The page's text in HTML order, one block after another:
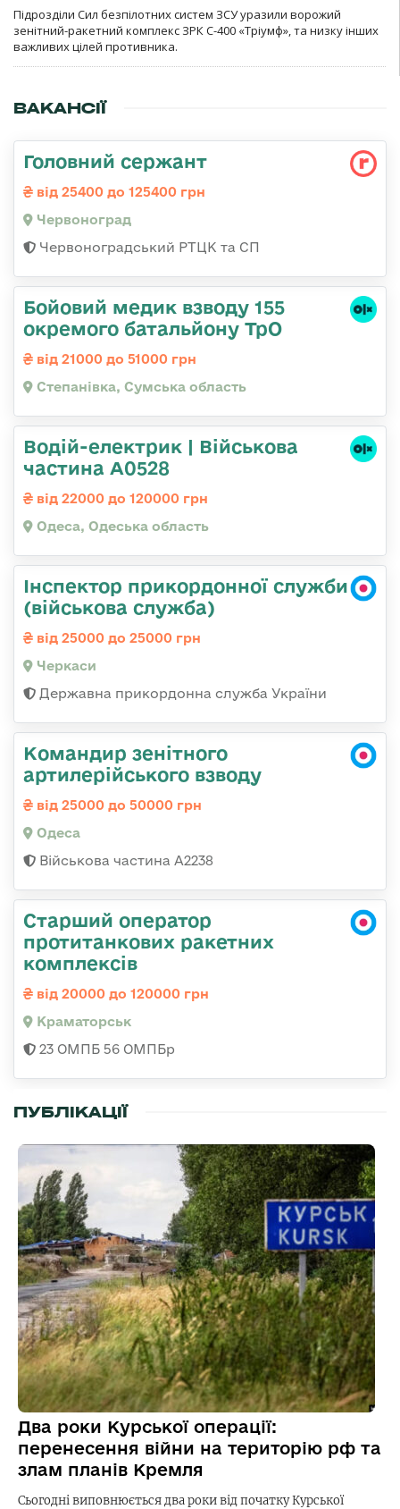
Підрозділи Сил безпілотних систем ЗСУ уразили ворожий
зенітний-ракетний комплекс ЗРК С-400 «Тріумф», та низку інших
важливих цілей противника.
ВАКАНСІЇ
Головний сержант
від 25400 до 125400 грн
Червоноград
Червоноградський РТЦК та СП
Бойовий медик взводу 155
окремого батальйону ТрО
від 21000 до 51000 грн
Степанівка, Сумська область
Водій-електрик | Військова
частина А0528
від 22000 до 120000 грн
Одеса, Одеська область
Інспектор прикордонної служби
(військова служба)
від 25000 до 25000 грн
Черкаси
Державна прикордонна служба України
Командир зенітного
артилерійського взводу
від 25000 до 50000 грн
Одеса
Військова частина А2238
Старший оператор
протитанкових ракетних
комплексів
від 20000 до 120000 грн
Краматорськ
23 ОМПБ 56 ОМПБр
ПУБЛІКАЦІЇ
Два роки Курської операції:
перенесення війни на територію рф та
злам планів Кремля
Сьогодні виповнюється два роки від початку Курської